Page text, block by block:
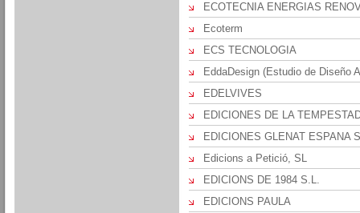
ECOTECNIA ENERGIAS
Ecoterm
ECS TECNOLOGIA
EddaDesign (Estudio de Diseño
EDELVIVES
EDICIONES DE LA
EDICIONES GLENAT ESPANA
Edicions a Petició, SL
EDICIONS DE 1984 S.L.
EDICIONS PAULA